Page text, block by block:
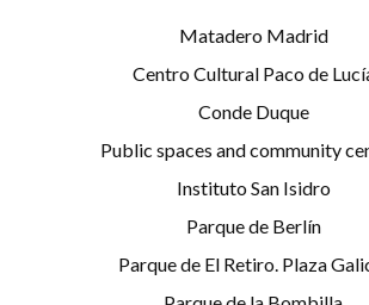
Matadero Madrid
Centro Cultural Paco de
Conde Duque
Public spaces and community
Instituto San Isidro
Parque de Berlín
Parque de El Retiro. Plaza